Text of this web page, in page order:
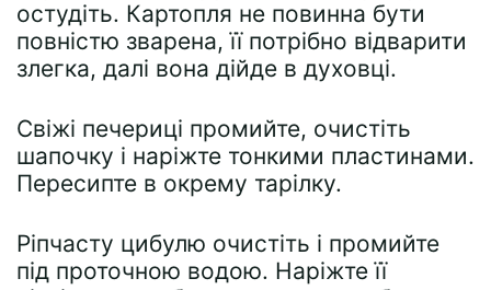
остудіть. Картопля не повинна бути
повністю зварена, її потрібно відварити
злегка, далі вона дійде в духовці.
Свіжі печериці промийте, очистіть
шапочку і наріжте тонкими пластинами.
Пересипте в окрему тарілку.
Ріпчасту цибулю очистіть і промийте
під проточною водою. Наріжте її